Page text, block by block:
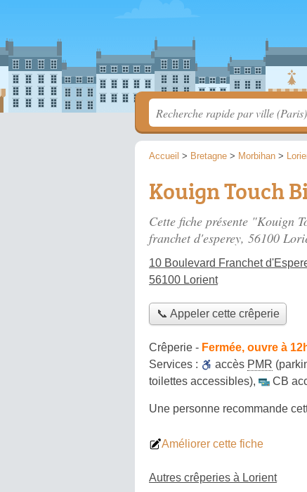
Accueil > Bretagne > Morbihan >
Kouign Touch
Cette fiche présente "Kouign
franchet d'esperey, 56100
10 Boulevard Franchet
56100 Lorient
📞 Appeler cette crêperie
Crêperie - Fermée, ouvre à
Services :
accès PMR
toilettes accessibles), CB
Une personne recommande
Améliorer cette fiche
Autres crêperies à Lorient